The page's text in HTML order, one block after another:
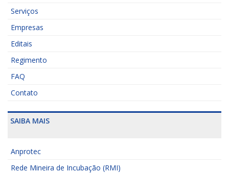
Serviços
Empresas
Editais
Regimento
FAQ
Contato
SAIBA MAIS
Anprotec
Rede Mineira de Incubação (RMI)